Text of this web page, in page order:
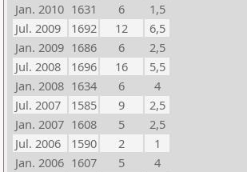
Jan. 2010 1631 6
1,5
Jul. 2009
1692 12
6,5
Jan. 2009 1686 6
2,5
Jul. 2008
1696 16
5,5
Jan. 2008 1634 6
4
Jul. 2007
1585 9
2,5
Jan. 2007 1608 5
2,5
Jul. 2006
1590 2
1
Jan. 2006 1607 5
4